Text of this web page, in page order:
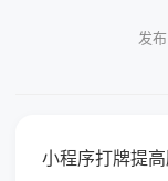
发
小程序打牌提